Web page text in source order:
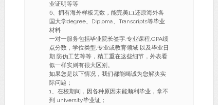
业证明等等
6、拥有海外样板无数，能完美1:1还原海外各
国大学degree、Diploma、Transcripts等毕业
材料
一对一服务包括毕业院长签字,专业课程,GPA绩
点分数，学位类型,专业或教育领域,以及毕业日
期.防伪工艺等等，精工重在这些细节，外表看
似一样实则有很大区别。
如果您是以下情况，我们都能竭诚为您解决实
际问题；
1、在校期间，因各种原因未能顺利毕业，拿不
到 university毕业证；